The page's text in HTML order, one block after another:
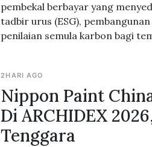
pembekal berbayar yang
tadbir urus (ESG),
penilaian semula karbon bagi
2HARI AGO
Nippon Paint
Di ARCHIDEX
Tenggara